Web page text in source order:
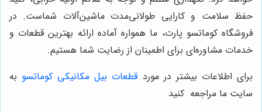
حفظ سلامت و کارایی طولانی‌مدت ماشین‌آلات شماست. در
فروشگاه کوماتسو پارت، ما همواره آماده ارائه بهترین قطعات و
خدمات مشاوره‌ای برای اطمینان از رضایت شما هستیم.
برای اطلاعات بیشتر در مورد قطعات بیل مکانیکی کوماتسو به
سایت ما مراجعه کنید